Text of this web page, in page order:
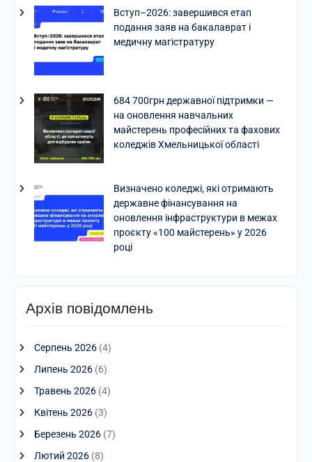
Вступ–2026: завершився етап
подання заяв на бакалаврат і
медичну магістратуру
684 700грн державної підтримки —
на оновлення навчальних
майстерень професійних та фахових
коледжів Хмельницької області
Визначено коледжі, які отримають
державне фінансування на
оновлення інфраструктури в межах
проєкту «100 майстерень» у 2026
році
Архів повідомлень
Серпень 2026(4)
Липень 2026(6)
Травень 2026(4)
Квітень 2026(3)
Березень 2026(7)
Лютий 2026(8)